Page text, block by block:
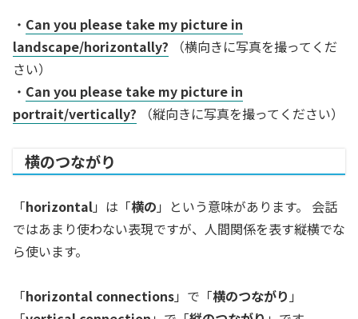
・ Can you please take my picture in
landscape/horizontally? （横向きに写真を撮ってくだ
さい）
・ Can you please take my picture in
portrait/vertically? （縦向きに写真を撮ってください）
横のつながり
「horizontal」は「横の 」という意味があります。 会話
ではあまり使わない表現ですが、人間関係を表す縦横でな
ら使います。
「horizontal connections」で「横のつながり 」